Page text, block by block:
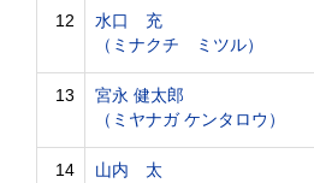
12
水口 充
（ミナクチ ミツル）
13
宮永 健太郎
（ミヤナガ ケンタロウ）
14
山内 太